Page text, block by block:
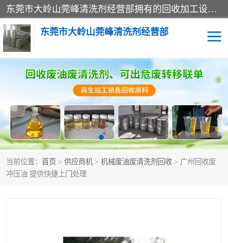
东莞市大岭山莞峰清洗剂经营部拥有的回收加工设备，大量废油回收、废清洗剂回收、废溶剂油回收、机械废油废清洗剂回收、废碳氢回收、碳氢液压油回收、碳氢二氯回收等废清洗剂处理；我们只是提供废旧化工原料的循环使用存放点，执行正规的存放，有正规的回收资质处理。同时我们公司批发零售回收级清洗剂，脱模油再生基础油，质量保证。
东莞市大岭山莞峰清洗剂经营部
当前位置： 首页 > 供应商机 > 机械废油废清洗剂回收 > 广州回收废
冲压油 提供快捷上门处理
废清洗剂回收
废溶剂油回收 机械废油废清洗剂回收
废碳氢回收 碳氢液压油回收
碳氢二氯回收 回收废三四氯乙烯
回收废清洗剂 上门回收废清洗剂